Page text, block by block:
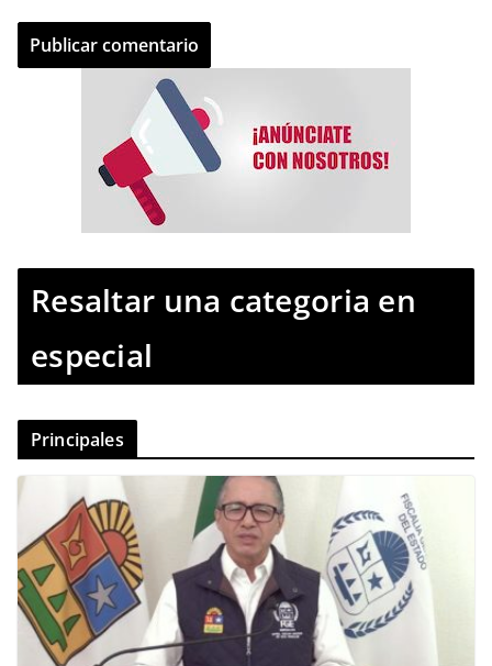
Resaltar una categoria en
especial
Principales